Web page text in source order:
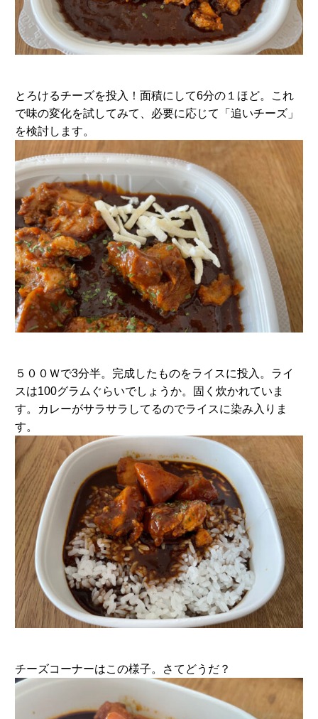
とろけるチーズを投入！面積にして6分の１ほど。これ
で味の変化を試してみて、必要に応じて「追いチーズ」
を検討します。
５００Ｗで3分半。完成したものをライスに投入。ライ
スは100グラムぐらいでしょうか。固く炊かれていま
す。カレーがサラサラしてるのでライスに染み入りま
す。
チーズコーナーはこの様子。さてどうだ？